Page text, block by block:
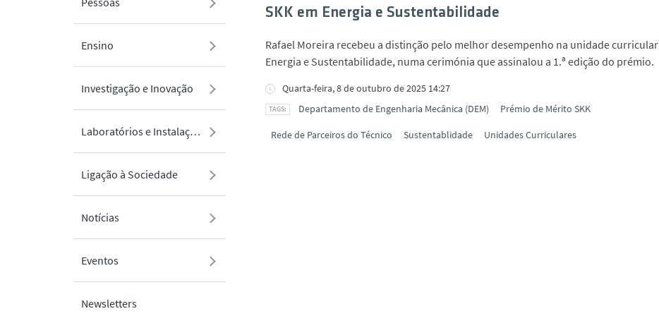
Ensino
Investigação e Inovação
Laboratórios e Instalações
Ligação à Sociedade
Notícias
Eventos
Newsletters
SKK em Energia e Sustentabilidade
Quarta-feira, 8 de outubro de 2025 14:27
Departamento de Engenharia Mecânica (DEM)
Prémio de Mérito SKK
Rede de Parceiros do Técnico Sustentablidade Unidades Curriculares
Rafael Moreira recebeu a distinção pelo melhor desempenho na unidade curricular
Energia e Sustentabilidade, numa cerimónia que assinalou a 1.ª edição do prémio.